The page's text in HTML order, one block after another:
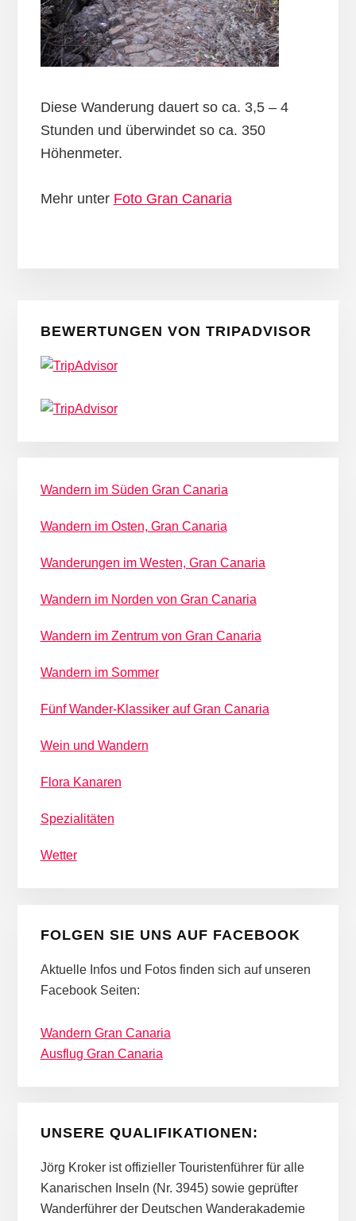
Diese Wanderung dauert so ca. 3,5 – 4
Stunden und überwindet so ca. 350
Höhenmeter.
Mehr unter Foto Gran Canaria
BEWERTUNGEN VON TRIPADVISOR
Wandern im Süden Gran Canaria
Wandern im Osten, Gran Canaria
Wanderungen im Westen, Gran Canaria
Wandern im Norden von Gran Canaria
Wandern im Zentrum von Gran Canaria
Wandern im Sommer
Fünf Wander-Klassiker auf Gran Canaria
Wein und Wandern
Flora Kanaren
Spezialitäten
Wetter
FOLGEN SIE UNS AUF FACEBOOK
Aktuelle Infos und Fotos finden sich auf unseren
Facebook Seiten:
Wandern Gran Canaria
Ausflug Gran Canaria
UNSERE QUALIFIKATIONEN:
Jörg Kroker ist offizieller Touristenführer für alle
Kanarischen Inseln (Nr. 3945) sowie geprüfter
Wanderführer der Deutschen Wanderakademie